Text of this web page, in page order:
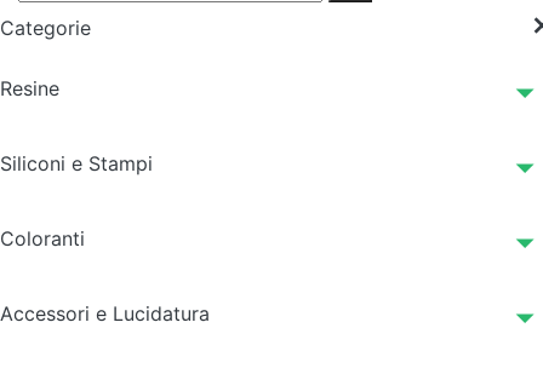
Categorie
Resine
Siliconi e Stampi
Coloranti
Accessori e Lucidatura